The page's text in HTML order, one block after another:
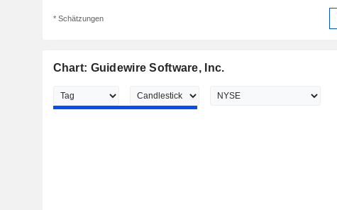
* Schätzungen
Chart: Guidewire Software, Inc.